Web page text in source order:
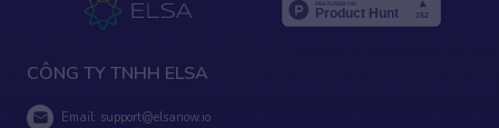
CÔNG TY TNHH ELSA
Email: support@elsanow.io